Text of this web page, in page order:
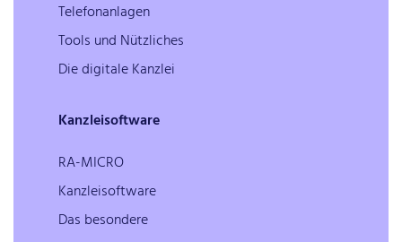
Telefonanlagen
Tools und Nützliches
Die digitale Kanzlei
Kanzleisoftware
RA-MICRO
Kanzleisoftware
Das besondere